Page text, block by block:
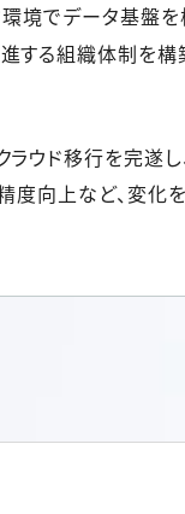
境でデータ基盤
する組織体制を構
ウド移行を完遂
度向上など、変化